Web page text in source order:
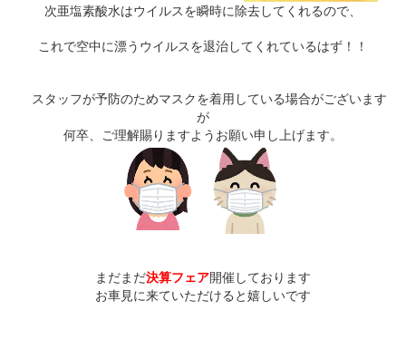
次亜塩素酸水はウイルスを瞬時に除去してくれるので、
これで空中に漂うウイルスを退治してくれているはず！！
スタッフが予防のためマスクを着用している場合がございます
が
何卒、ご理解賜りますようお願い申し上げます。
まだまだ決算フェア開催しております
お車見に来ていただけると嬉しいです